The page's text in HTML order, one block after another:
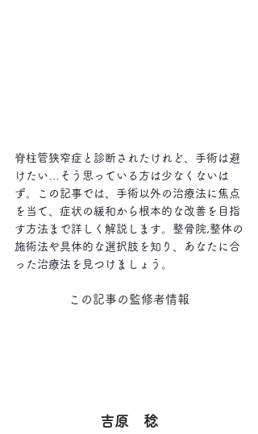
脊柱管狭窄症と診断されたけれど、手術は避
けたい…そう思っている方は少なくないは
ず。この記事では、手術以外の治療法に焦点
を当て、症状の緩和から根本的な改善を目指
す方法まで詳しく解説します。整骨院,整体の
施術法や具体的な選択肢を知り、あなたに合
った治療法を見つけましょう。
この記事の監修者情報
吉原　稔